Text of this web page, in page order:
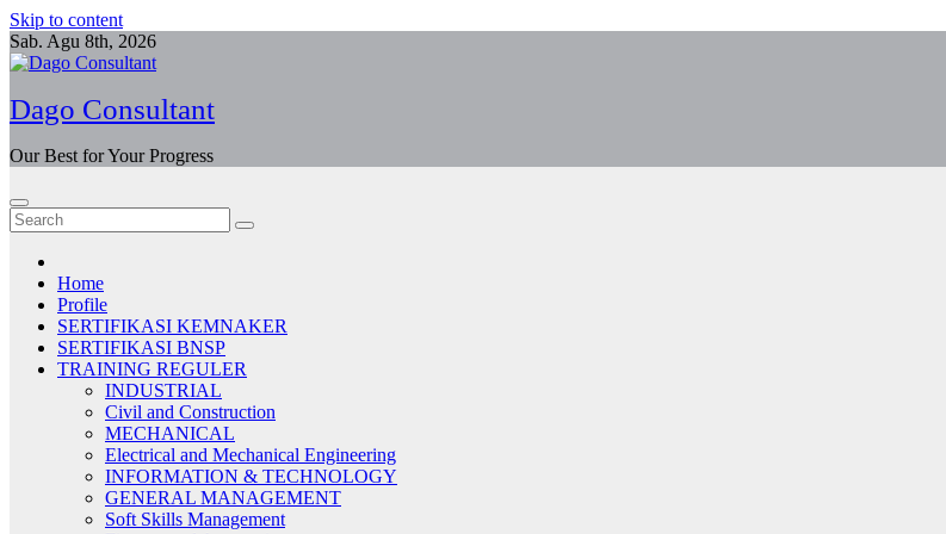
Skip to content
Sab. Agu 8th, 2026
Dago Consultant
Our Best for Your Progress
Home
Profile
SERTIFIKASI KEMNAKER
SERTIFIKASI BNSP
TRAINING REGULER
INDUSTRIAL
Civil and Construction
MECHANICAL
Electrical and Mechanical Engineering
INFORMATION & TECHNOLOGY
GENERAL MANAGEMENT
Soft Skills Management